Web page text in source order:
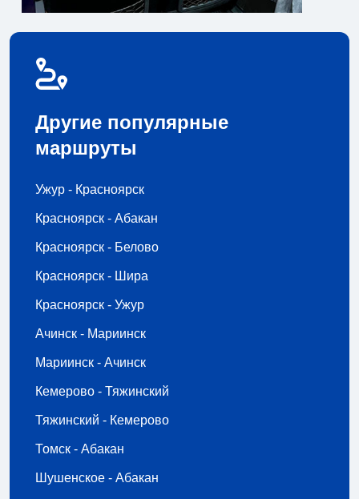
Другие популярные
маршруты
Ужур - Красноярск
Красноярск - Абакан
Красноярск - Белово
Красноярск - Шира
Красноярск - Ужур
Ачинск - Мариинск
Мариинск - Ачинск
Кемерово - Тяжинский
Тяжинский - Кемерово
Томск - Абакан
Шушенское - Абакан